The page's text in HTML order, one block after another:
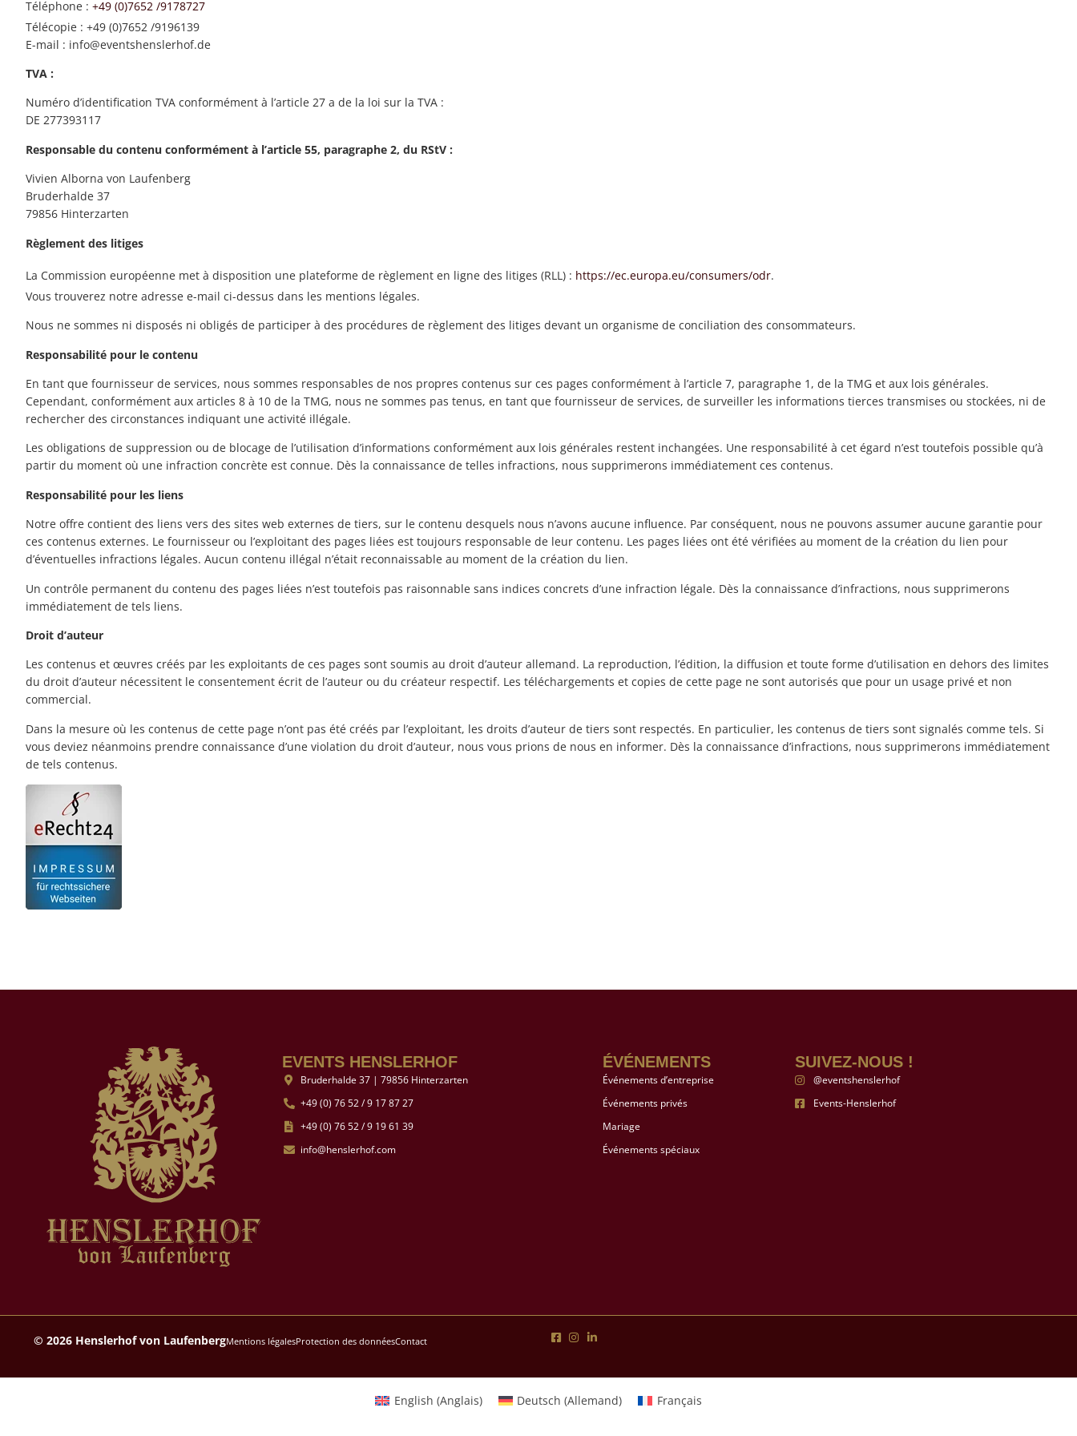
Téléphone : +49 (0)7652 /9178727
Télécopie : +49 (0)7652 /9196139
E-mail : info@eventshenslerhof.de
TVA :
Numéro d’identification TVA conformément à l’article 27 a de la loi sur la TVA :
DE 277393117
Responsable du contenu conformément à l’article 55, paragraphe 2, du RStV :
Vivien Alborna von Laufenberg
Bruderhalde 37
79856 Hinterzarten
Règlement des litiges
La Commission européenne met à disposition une plateforme de règlement en ligne des litiges (RLL) : https://ec.europa.eu/consumers/odr.
Vous trouverez notre adresse e-mail ci-dessus dans les mentions légales.
Nous ne sommes ni disposés ni obligés de participer à des procédures de règlement des litiges devant un organisme de conciliation des consommateurs.
Responsabilité pour le contenu
En tant que fournisseur de services, nous sommes responsables de nos propres contenus sur ces pages conformément à l’article 7, paragraphe 1, de la TMG et aux lois générales.
Cependant, conformément aux articles 8 à 10 de la TMG, nous ne sommes pas tenus, en tant que fournisseur de services, de surveiller les informations tierces transmises ou stockées, ni de
rechercher des circonstances indiquant une activité illégale.
Les obligations de suppression ou de blocage de l’utilisation d’informations conformément aux lois générales restent inchangées. Une responsabilité à cet égard n’est toutefois possible qu’à
partir du moment où une infraction concrète est connue. Dès la connaissance de telles infractions, nous supprimerons immédiatement ces contenus.
Responsabilité pour les liens
Notre offre contient des liens vers des sites web externes de tiers, sur le contenu desquels nous n’avons aucune influence. Par conséquent, nous ne pouvons assumer aucune garantie pour
ces contenus externes. Le fournisseur ou l’exploitant des pages liées est toujours responsable de leur contenu. Les pages liées ont été vérifiées au moment de la création du lien pour
d’éventuelles infractions légales. Aucun contenu illégal n’était reconnaissable au moment de la création du lien.
Un contrôle permanent du contenu des pages liées n’est toutefois pas raisonnable sans indices concrets d’une infraction légale. Dès la connaissance d’infractions, nous supprimerons
immédiatement de tels liens.
Droit d’auteur
Les contenus et œuvres créés par les exploitants de ces pages sont soumis au droit d’auteur allemand. La reproduction, l’édition, la diffusion et toute forme d’utilisation en dehors des limites
du droit d’auteur nécessitent le consentement écrit de l’auteur ou du créateur respectif. Les téléchargements et copies de cette page ne sont autorisés que pour un usage privé et non
commercial.
Dans la mesure où les contenus de cette page n’ont pas été créés par l’exploitant, les droits d’auteur de tiers sont respectés. En particulier, les contenus de tiers sont signalés comme tels. Si
vous deviez néanmoins prendre connaissance d’une violation du droit d’auteur, nous vous prions de nous en informer. Dès la connaissance d’infractions, nous supprimerons immédiatement
de tels contenus.
EVENTS HENSLERHOF
Bruderhalde 37 | 79856 Hinterzarten
+49 (0) 76 52 / 9 17 87 27
+49 (0) 76 52 / 9 19 61 39
info@henslerhof.com
ÉVÉNEMENTS
Événements d’entreprise
Événements privés
Mariage
Événements spéciaux
SUIVEZ-NOUS !
@eventshenslerhof
Events-Henslerhof
© 2026 Henslerhof von LaufenbergMentions légalesProtection des donnéesContact
English (Anglais) Deutsch (Allemand) Français